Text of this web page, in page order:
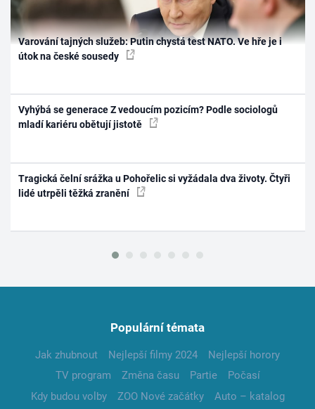
Varování tajných služeb: Putin chystá test NATO. Ve hře je i
útok na české sousedy
Vyhýbá se generace Z vedoucím pozicím? Podle sociologů
mladí kariéru obětují jistotě
Tragická čelní srážka u Pohořelic si vyžádala dva životy. Čtyři
lidé utrpěli těžká zranění
Populární témata
Jak zhubnout Nejlepší filmy 2024
Nejlepší horory
TV program
Změna času Partie
Počasí
Kdy budou volby
ZOO Nové začátky
Auto – katalog